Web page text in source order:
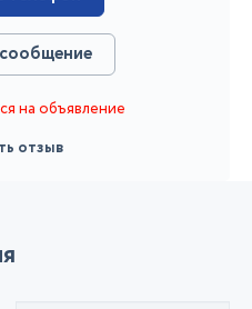
на объявление
отзыв